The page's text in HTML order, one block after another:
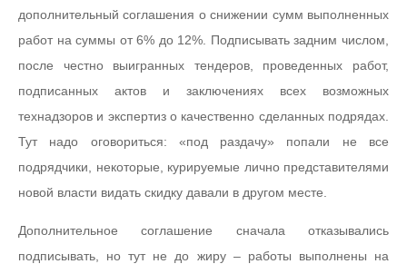
дополнительный соглашения о снижении сумм выполненных
работ на суммы от 6% до 12%. Подписывать задним числом,
после честно выигранных тендеров, проведенных работ,
подписанных актов и заключениях всех возможных
технадзоров и экспертиз о качественно сделанных подрядах.
Тут надо оговориться: «под раздачу» попали не все
подрядчики, некоторые, курируемые лично представителями
новой власти видать скидку давали в другом месте.
Дополнительное соглашение сначала отказывались
подписывать, но тут не до жиру – работы выполнены на